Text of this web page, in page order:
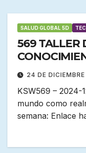
SALUD GLOBAL 5D
569 TALLER
24 DE
KSW569 – 2024-
mundo como
semana: Enlace